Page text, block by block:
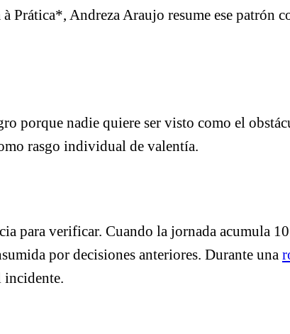
Andreza Araujo resume ese patrón
porque nadie quiere ser visto como el
rasgo individual de valentía.
para verificar. Cuando la jornada acumula
por decisiones anteriores. Durante una
incidente.